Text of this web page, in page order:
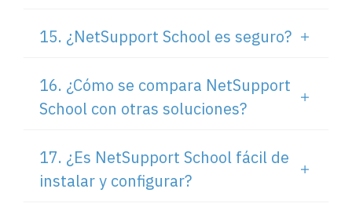
15. ¿NetSupport School es seguro?
16. ¿Cómo se compara NetSupport
School con otras soluciones?
17. ¿Es NetSupport School fácil de
instalar y configurar?